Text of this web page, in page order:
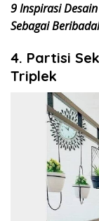
9 Inspirasi
Sebagai
4. Partisi
Triplek